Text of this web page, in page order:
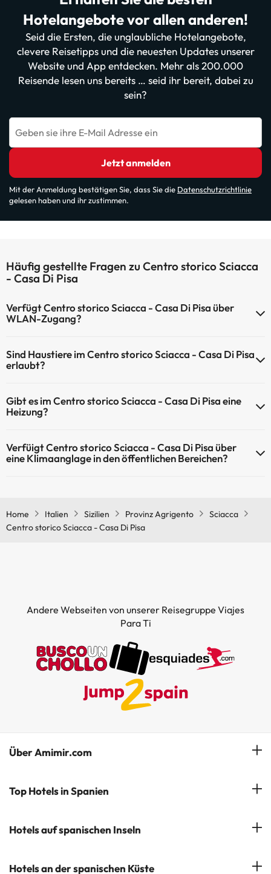
Hotelangebote vor allen anderen!
Seid die Ersten, die unglaubliche Hotelangebote,
clevere Reisetipps und die neuesten Updates unserer
Website und App entdecken. Mehr als 200.000
Reisende lesen uns bereits … seid ihr bereit, dabei zu
sein?
Geben sie ihre E-Mail Adresse ein
Jetzt anmelden
Mit der Anmeldung bestätigen Sie, dass Sie die Datenschutzrichtlinie
gelesen haben und ihr zustimmen.
Häufig gestellte Fragen zu Centro storico Sciacca
- Casa Di Pisa
Verfügt Centro storico Sciacca - Casa Di Pisa über
WLAN-Zugang?
Sind Haustiere im Centro storico Sciacca - Casa Di Pisa
erlaubt?
und nach Bezahlung im Hotel erlaubt. Prüfen Sie die Bedingungen.
Gibt es im Centro storico Sciacca - Casa Di Pisa eine
Heizung?
Gemeinschaftsräumen.
Verfüigt Centro storico Sciacca - Casa Di Pisa über
eine Klimaanglage in den öffentlichen Bereichen?
Home
Italien Sizilien Provinz Agrigento
Sciacca
Centro storico Sciacca - Casa Di Pisa
Andere Webseiten von unserer Reisegruppe Viajes
Para Ti
Über Amimir.com
Unser Team
Newsletter abonnieren
Top Hotels in Spanien
Hotels in Salou
Hotels auf spanischen Inseln
Hotels auf Mallorca
Hotels an der spanischen Küste